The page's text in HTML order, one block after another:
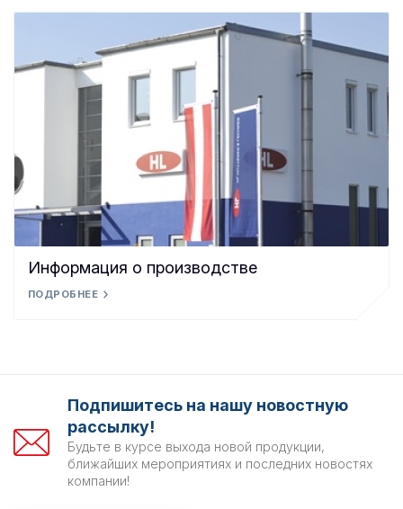
Информация о производстве
ПОДРОБНЕЕ
Подпишитесь на нашу новостную
рассылку!
Будьте в курсе выхода новой продукции,
ближайших мероприятиях и последних новостях
компании!